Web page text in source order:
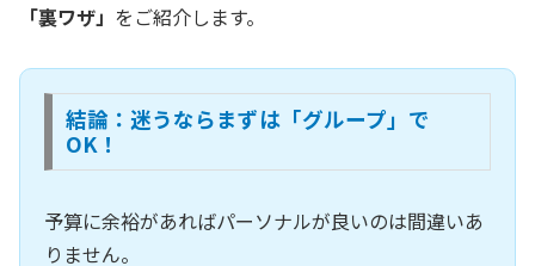
「裏ワザ」 をご紹介します。
結論：迷うならまずは「グループ」で
OK！
予算に余裕があればパーソナルが良いのは間違いあ
りません。